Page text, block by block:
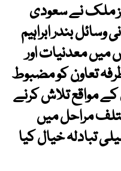
ملک نے سعودی
بندر ابراہیم
معدنیات اور
تعاون کو مضبوط
کے مواقع تلاش کرنے
مراحل میں
تبادلہ خیال کیا